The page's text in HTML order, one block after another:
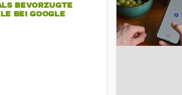
BEVORZUGTE
BEI GOOGLE